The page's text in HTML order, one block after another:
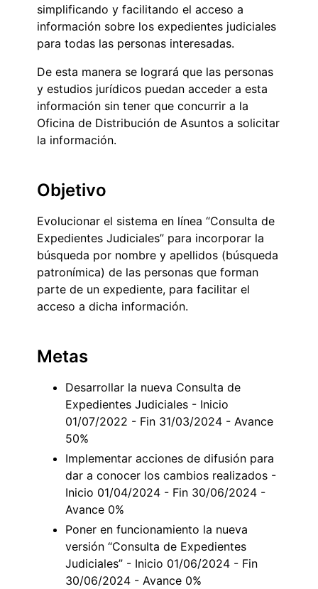
simplificando y facilitando el acceso a
información sobre los expedientes judiciales
para todas las personas interesadas.
De esta manera se logrará que las personas
y estudios jurídicos puedan acceder a esta
información sin tener que concurrir a la
Oficina de Distribución de Asuntos a solicitar
la información.
Objetivo
Evolucionar el sistema en línea “Consulta de
Expedientes Judiciales” para incorporar la
búsqueda por nombre y apellidos (búsqueda
patronímica) de las personas que forman
parte de un expediente, para facilitar el
acceso a dicha información.
Metas
Desarrollar la nueva Consulta de
Expedientes Judiciales - Inicio
01/07/2022 - Fin 31/03/2024 - Avance
50%
Implementar acciones de difusión para
dar a conocer los cambios realizados -
Inicio 01/04/2024 - Fin 30/06/2024 -
Avance 0%
Poner en funcionamiento la nueva
versión “Consulta de Expedientes
Judiciales” - Inicio 01/06/2024 - Fin
30/06/2024 - Avance 0%